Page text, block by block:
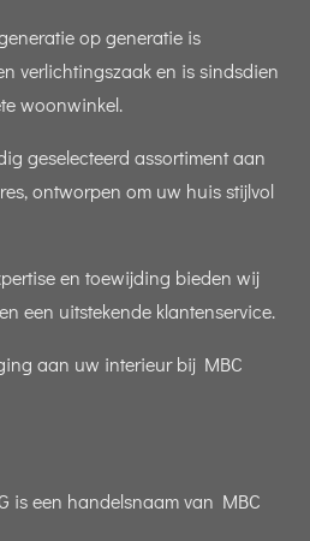
op generatie is
verlichtingszaak en is sindsdien
woonwinkel.
geselecteerd assortiment aan
ontworpen om uw huis stijlvol
en toewijding bieden wij
een uitstekende klantenservice.
aan uw interieur bij MBC
is een handelsnaam van MBC